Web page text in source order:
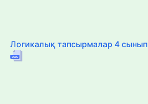
Логикалық тапсырмалар 4 сынып